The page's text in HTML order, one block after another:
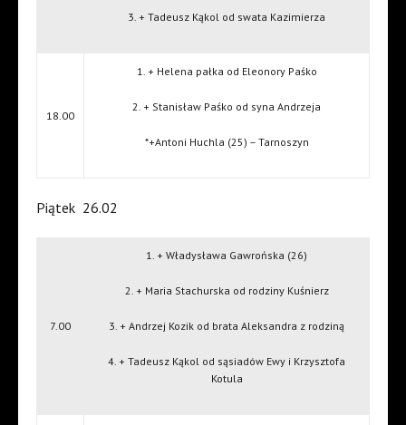
3. + Tadeusz Kąkol od swata Kazimierza
18.00
1. + Helena pałka od Eleonory Paśko
2. + Stanisław Paśko od syna Andrzeja
*+Antoni Huchla (25) – Tarnoszyn
Piątek 26.02
7.00
1. + Władysława Gawrońska (26)
2. + Maria Stachurska od rodziny Kuśnierz
3. + Andrzej Kozik od brata Aleksandra z rodziną
4. + Tadeusz Kąkol od sąsiadów Ewy i Krzysztofa
Kotula